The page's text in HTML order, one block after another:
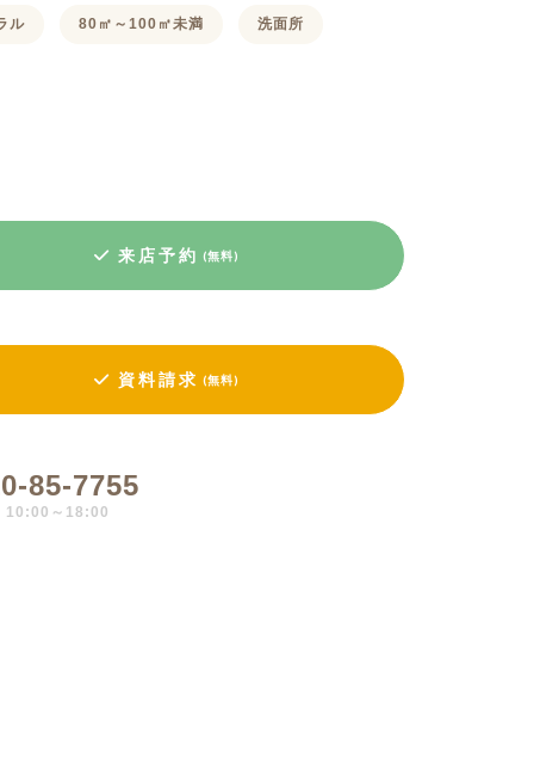
ル 80㎡～100㎡未満 洗面所
来店予約 (無料)
資料請求 (無料)
85-7755
～18:00